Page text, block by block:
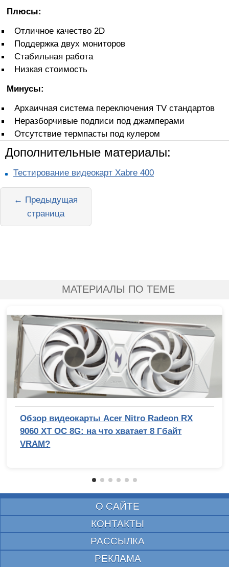
Плюсы:
Отличное качество 2D
Поддержка двух мониторов
Стабильная работа
Низкая стоимость
Минусы:
Архаичная система переключения TV стандартов
Неразборчивые подписи под джамперами
Отсутствие термпасты под кулером
Дополнительные материалы:
Тестирование видеокарт Xabre 400
← Предыдущая
страница
МАТЕРИАЛЫ ПО ТЕМЕ
Обзор видеокарты Acer Nitro Radeon RX
9060 XT OC 8G: на что хватает 8 Гбайт
VRAM?
О САЙТЕ
КОНТАКТЫ
РАССЫЛКА
РЕКЛАМА